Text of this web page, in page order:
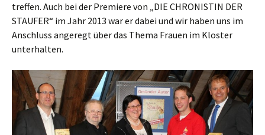
treffen. Auch bei der Premiere von „DIE CHRONISTIN DER
STAUFER“ im Jahr 2013 war er dabei und wir haben uns im
Anschluss angeregt über das Thema Frauen im Kloster
unterhalten.